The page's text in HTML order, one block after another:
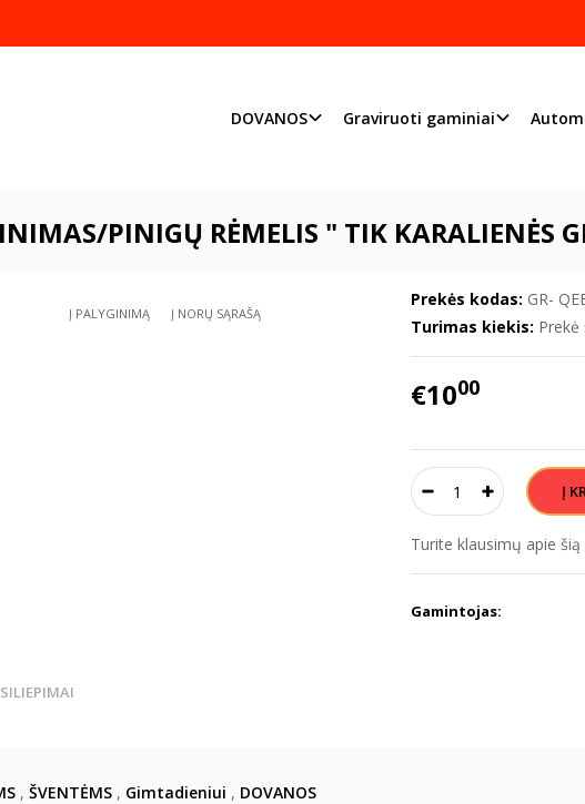
DOVANOS Graviruoti gaminiai
Pjaustome ir graviruojame
Priimame individualius užsakymus:
PINIGŲ RĖMELIS " TIK KARALIENĖS
Į PALYGINIMĄ Į NORŲ SĄRAŠĄ
Prekės kodas: GR-
Turimas kiekis: Prekė
€1000
Turite klausimų apie šią
Gamintojas:
, ŠVENTĖMS, Gimtadieniui , DOVANOS